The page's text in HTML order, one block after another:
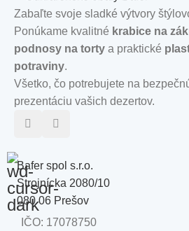
Zabaľte svoje sladké výtvory
Ponúkame kvalitné krabice na
podnosy na torty a praktické
potraviny.
Všetko, čo potrebujete na
prezentáciu vašich dezertov.
Bafer spol s.r.o.
Strojnícka 2080/10
080 06 Prešov
IČO: 17078750